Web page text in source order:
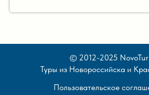
© 2012-2025 NovoTur
Туры из Новороссийска и
Пользовательское